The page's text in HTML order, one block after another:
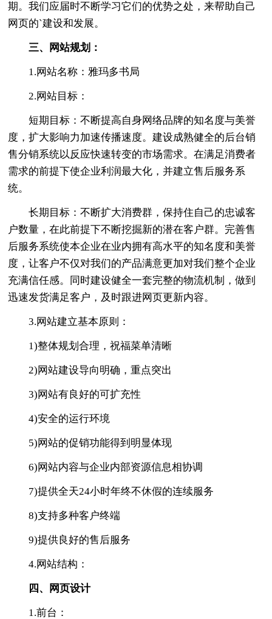
期。我们应届时不断学习它们的优势之处，来帮助自己
网页的`建设和发展。
三、网站规划：
1.网站名称：雅玛多书局
2.网站目标：
短期目标：不断提高自身网络品牌的知名度与美誉
度，扩大影响力加速传播速度。建设成熟健全的后台销
售分销系统以反应快速转变的市场需求。在满足消费者
需求的前提下使企业利润最大化，并建立售后服务系
统。
长期目标：不断扩大消费群，保持住自己的忠诚客
户数量，在此前提下不断挖掘新的潜在客户群。完善售
后服务系统使本企业在业内拥有高水平的知名度和美誉
度，让客户不仅对我们的产品满意更加对我们整个企业
充满信任感。同时建设健全一套完整的物流机制，做到
迅速发货满足客户，及时跟进网页更新内容。
3.网站建立基本原则：
1)整体规划合理，祝福菜单清晰
2)网站建设导向明确，重点突出
3)网站有良好的可扩充性
4)安全的运行环境
5)网站的促销功能得到明显体现
6)网站内容与企业内部资源信息相协调
7)提供全天24小时年终不休假的连续服务
8)支持多种客户终端
9)提供良好的售后服务
4.网站结构：
四、网页设计
1.前台：